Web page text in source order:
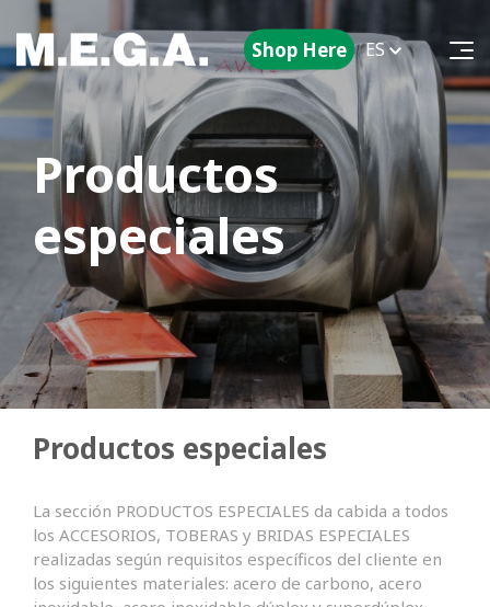
Shop Here ES
Productos
especiales
Productos especiales
La sección PRODUCTOS ESPECIALES da cabida a todos
los ACCESORIOS, TOBERAS y BRIDAS ESPECIALES
realizadas según requisitos específicos del cliente en
los siguientes materiales: acero de carbono, acero